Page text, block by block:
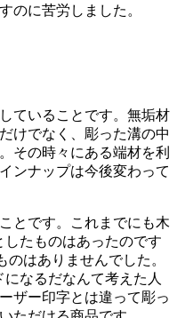
のに苦労しました。
ていることです。無垢材
けでなく、彫った溝の中
その時々にある端材を利
ンナップは今後変わって
とです。これまでにも木
たものはあったのです
のはありませんでした。
なるだなんて考えた人
ザー印字とは違って彫っ